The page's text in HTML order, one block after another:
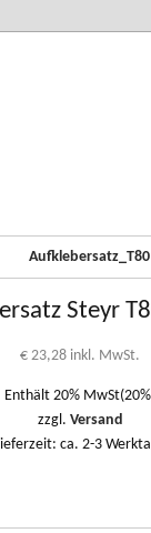
Steyr
€ 23,28 inkl. MwSt.
Enthält 20%
zzgl. Versand
ca. 2-3